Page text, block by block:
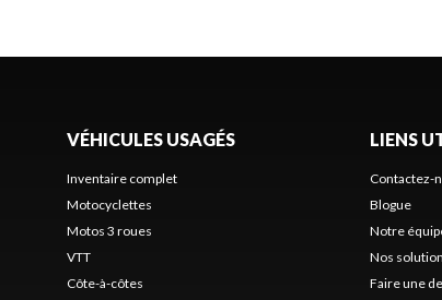
VÉHICULES USAGÉS
Inventaire complet
Motocyclettes
Motos 3 roues
VTT
Côte-à-côtes
LIENS
Contactez-
Blogue
Notre
Nos
Faire une